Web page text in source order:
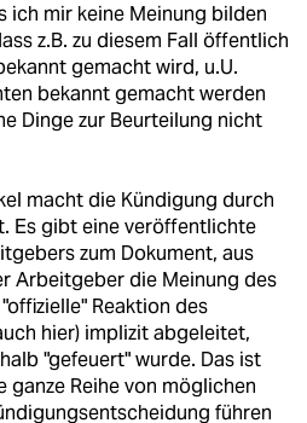
ich mir keine Meinung bilden
z.B. zu diesem Fall öffentlich
gemacht wird, u.U.
bekannt gemacht werden
Dinge zur Beurteilung nicht
macht die Kündigung durch
Es gibt eine veröffentlichte
zum Dokument, aus
Arbeitgeber die Meinung des
Reaktion des
hier) implizit abgeleitet,
"gefeuert" wurde. Das ist
Reihe von möglichen
führen